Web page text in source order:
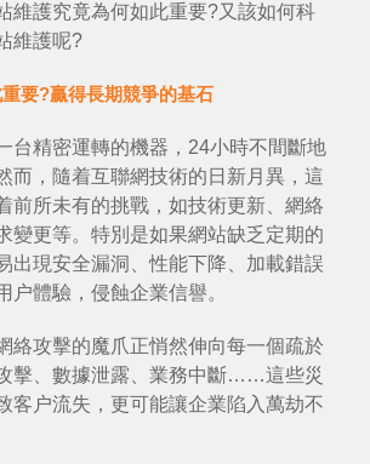
維護究竟為何如此重要?又該如何科
維護呢?
要?贏得長期競爭的基石
台精密運轉的機器，24小時不間斷地
而，隨着互聯網技術的日新月異，這
前所未有的挑戰，如技術更新、 網絡
變更等。特別是如果網站缺乏定期的
出現安全漏洞、性能下降、加載錯誤
户體驗，侵蝕企業信譽。
絡攻擊的魔爪正悄然伸向每一個疏於
擊、數據泄露、業務中斷……這些災
客户流失，更可能讓企業陷入萬劫不